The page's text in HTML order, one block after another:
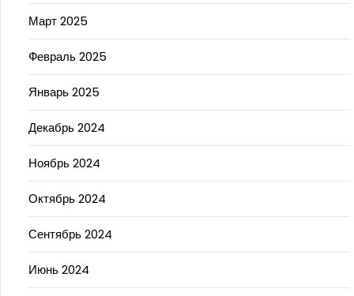
Март 2025
Февраль 2025
Январь 2025
Декабрь 2024
Ноябрь 2024
Октябрь 2024
Сентябрь 2024
Июнь 2024